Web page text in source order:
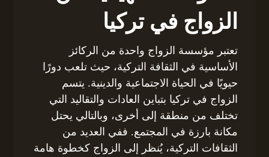
الزواج في تركيا
تعتبر مؤسسة الزواج واحدة من الركائز
الأساسية في الثقافة التركية، حيث تلعب دورًا
حيويًا في الحياة الاجتماعية والدينية. يتسم
الزواج في تركيا بتباين العادات والتقاليد التي
تختلف من منطقة إلى أخرى، وبالتالي يحتل
مكانة بارزة في المجتمع. ففي العديد من
الثقافات التركية، يُنظر إلى الزواج كخطوة هامة